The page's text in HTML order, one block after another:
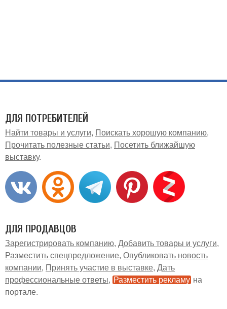
ДЛЯ ПОТРЕБИТЕЛЕЙ
Найти товары и услуги
Поискать хорошую компанию
Прочитать полезные статьи
Посетить ближайшую
выставку
ДЛЯ ПРОДАВЦОВ
Зарегистрировать компанию Добавить товары и услуги
Разместить спецпредложение Опубликовать новость
компании
Принять участие в выставке Дать
профессиональные ответы
Разместить рекламу на
портале